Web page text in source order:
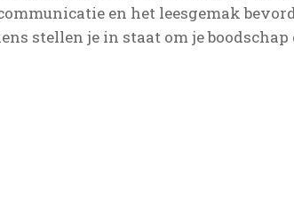
en het leesgemak
stellen je in staat om je